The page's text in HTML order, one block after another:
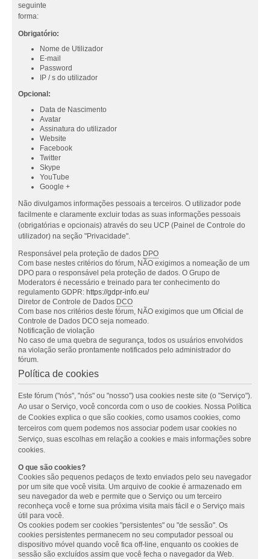
seguinte
forma:
Obrigatório:
Nome de Utilizador
E-mail
Password
IP / s do utilizador
Opcional:
Data de Nascimento
Avatar
Assinatura do utilizador
Website
Facebook
Twitter
Skype
YouTube
Google +
Não divulgamos informações pessoais a terceiros. O utilizador pode
facilmente e claramente excluir todas as suas informações pessoais
(obrigatórias e opcionais) através do seu UCP (Painel de Controle do
utilizador) na seção "Privacidade".
Responsável pela proteção de dados DPO
Com base nestes critérios do fórum, NÃO exigimos a nomeação de um
DPO para o responsável pela proteção de dados. O Grupo de
Moderators é necessário e treinado para ter conhecimento do
regulamento GDPR: https://gdpr-info.eu/
Diretor de Controle de Dados DCO
Com base nos critérios deste fórum, NÃO exigimos que um Oficial de
Controle de Dados DCO seja nomeado.
Notificação de violação
No caso de uma quebra de segurança, todos os usuários envolvidos
na violação serão prontamente notificados pelo administrador do
fórum.
Política de cookies
Este fórum ("nós", "nós" ou "nosso") usa cookies neste site (o "Serviço").
Ao usar o Serviço, você concorda com o uso de cookies. Nossa Política
de Cookies explica o que são cookies, como usamos cookies, como
terceiros com quem podemos nos associar podem usar cookies no
Serviço, suas escolhas em relação a cookies e mais informações sobre
cookies.
O que são cookies?
Cookies são pequenos pedaços de texto enviados pelo seu navegador
por um site que você visita. Um arquivo de cookie é armazenado em
seu navegador da web e permite que o Serviço ou um terceiro
reconheça você e torne sua próxima visita mais fácil e o Serviço mais
útil para você.
Os cookies podem ser cookies "persistentes" ou "de sessão". Os
cookies persistentes permanecem no seu computador pessoal ou
dispositivo móvel quando você fica off-line, enquanto os cookies de
sessão são excluídos assim que você fecha o navegador da Web.